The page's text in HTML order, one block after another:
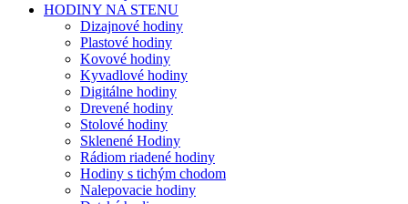
HODINY NA STENU
Dizajnové hodiny
Plastové hodiny
Kovové hodiny
Kyvadlové hodiny
Digitálne hodiny
Drevené hodiny
Stolové hodiny
Sklenené Hodiny
Rádiom riadené hodiny
Hodiny s tichým chodom
Nalepovacie hodiny